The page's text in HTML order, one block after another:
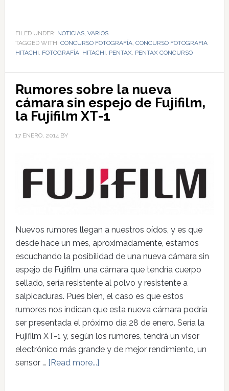
FILED UNDER: NOTICIAS, VARIOS
TAGGED WITH: CONCURSO FOTOGRAFÍA, CONCURSO FOTOGRAFIA
HITACHI, FOTOGRAFÍA, HITACHI, PENTAX, PENTAX CONCURSO
Rumores sobre la nueva
cámara sin espejo de Fujifilm,
la Fujifilm XT-1
17 ENERO, 2014BY
Nuevos rumores llegan a nuestros oídos, y es que
desde hace un mes, aproximadamente, estamos
escuchando la posibilidad de una nueva cámara sin
espejo de Fujifilm, una cámara que tendría cuerpo
sellado, sería resistente al polvo y resistente a
salpicaduras. Pues bien, el caso es que estos
rumores nos indican que esta nueva cámara podría
ser presentada el próximo día 28 de enero. Sería la
Fujifilm XT-1 y, según los rumores, tendrá un visor
electrónico más grande y de mejor rendimiento, un
sensor … [Read more...]